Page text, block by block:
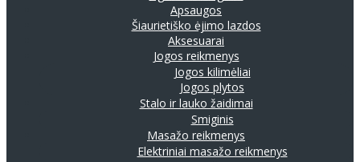
Apsaugos
Šiaurietiško ėjimo lazdos
Aksesuarai
Jogos reikmenys
Jogos kilimėliai
Jogos plytos
Stalo ir lauko žaidimai
Smiginis
Masažo reikmenys
Elektriniai masažo reikmenys